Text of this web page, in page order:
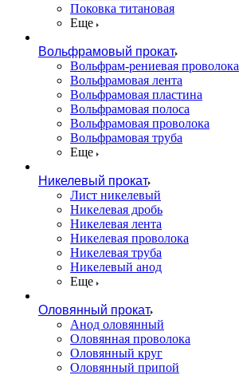
Поковка титановая
Еще
Вольфрамовый прокат
Вольфрам-рениевая проволока
Вольфрамовая лента
Вольфрамовая пластина
Вольфрамовая полоса
Вольфрамовая проволока
Вольфрамовая труба
Еще
Никелевый прокат
Лист никелевый
Никелевая дробь
Никелевая лента
Никелевая проволока
Никелевая труба
Никелевый анод
Еще
Оловянный прокат
Анод оловянный
Оловянная проволока
Оловянный круг
Оловянный припой